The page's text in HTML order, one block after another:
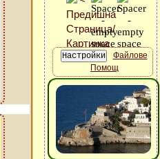
Файлове
Помощ